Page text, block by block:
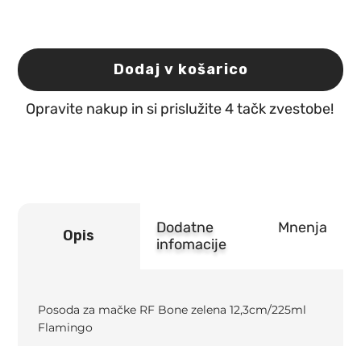
Posoda
za
mačke
RF
Dodaj v košarico
Opravite nakup in si prislužite 4 tačk zvestobe!
Opis
Dodatne
infomacije
Mnenja
Posoda za mačke RF Bone zelena 12,3cm/225ml
Flamingo